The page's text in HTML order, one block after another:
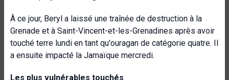
À ce jour, Beryl a laissé une traînée de destruction à la
Grenade et à Saint-Vincent-et-les-Grenadines après avoir
touché terre lundi en tant qu'ouragan de catégorie quatre. Il
a ensuite impacté la Jamaïque mercredi.
Les plus vulnérables touchés